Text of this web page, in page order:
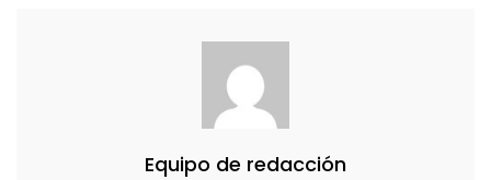
Equipo de redacción